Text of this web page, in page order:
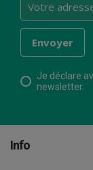
Je déclare
newsletter.
Info